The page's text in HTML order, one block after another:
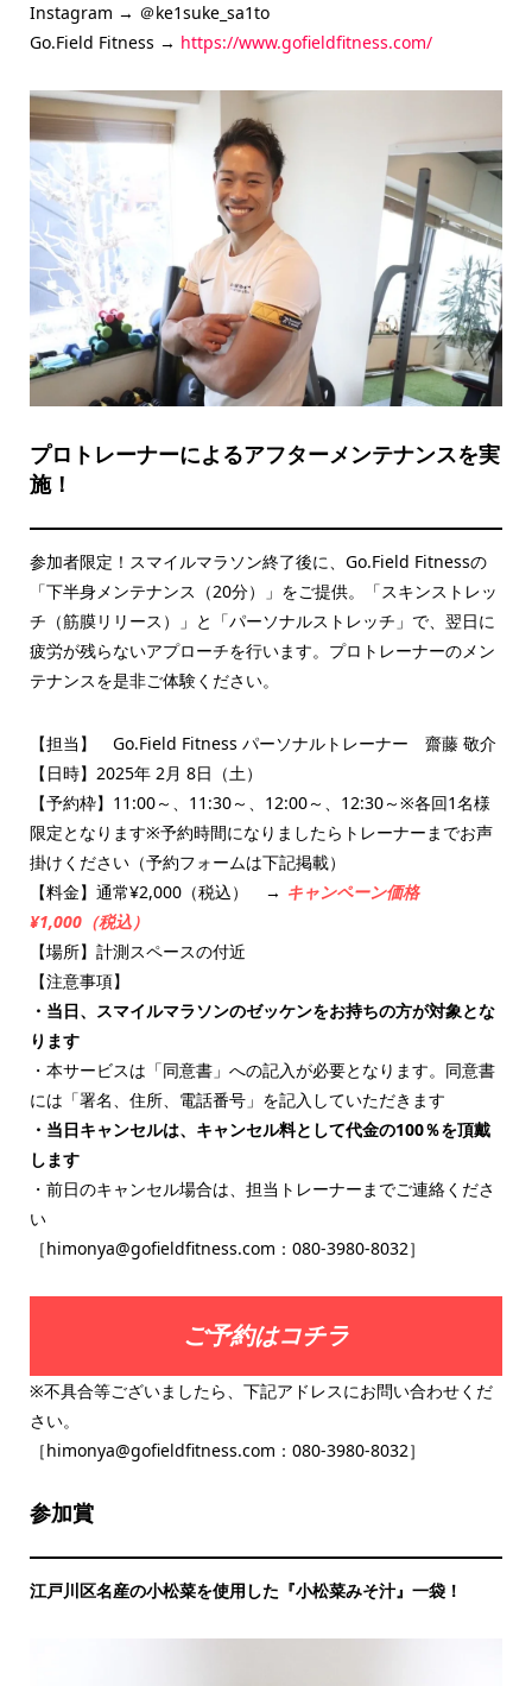
Instagram → ＠ke1suke_sa1to
Go.Field Fitness → https://www.gofieldfitness.com/
プロトレーナーによるアフターメンテナンスを実
施！
参加者限定！スマイルマラソン終了後に、Go.Field Fitnessの
「下半身メンテナンス（20分）」をご提供。「スキンストレッ
チ（筋膜リリース）」と「パーソナルストレッチ」で、翌日に
疲労が残らないアプローチを行います。プロトレーナーのメン
テナンスを是非ご体験ください。
【担当】 Go.Field Fitness パーソナルトレーナー 齋藤 敬介
【日時】2025年 2月 8日（土）
【予約枠】11:00～、11:30～、12:00～、12:30～※各回1名様
限定となります※予約時間になりましたらトレーナーまでお声
掛けください（予約フォームは下記掲載）
【料金】通常¥2,000（税込） → キャンペーン価格
¥1,000（税込）
【場所】計測スペースの付近
【注意事項】
・当日、スマイルマラソンのゼッケンをお持ちの方が対象とな
ります
・本サービスは「同意書」への記入が必要となります。同意書
には「署名、住所、電話番号」を記入していただきます
・当日キャンセルは、キャンセル料として代金の100％を頂戴
します
・前日のキャンセル場合は、担当トレーナーまでご連絡くださ
い
［himonya@gofieldfitness.com：080‐3980‐8032］
ご予約はコチラ
※不具合等ございましたら、下記アドレスにお問い合わせくだ
さい。
［himonya@gofieldfitness.com：080‐3980‐8032］
参加賞
江戸川区名産の小松菜を使用した『小松菜みそ汁』一袋！